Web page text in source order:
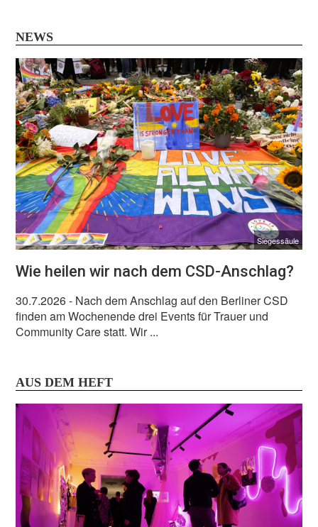
NEWS
Siegessäule
Wie heilen wir nach dem CSD-Anschlag?
30.7.2026- Nach dem Anschlag auf den Berliner CSD
finden am Wochenende drei Events für Trauer und
Community Care statt. Wir ...
AUS DEM HEFT